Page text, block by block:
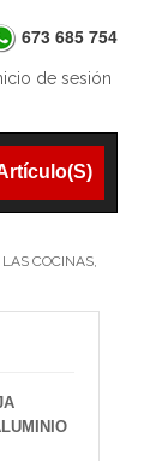
673 685 754
de sesión
COCINAS,